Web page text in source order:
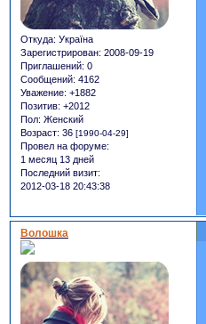
Откуда: Україна
Зарегистрирован: 2008-09-19
Приглашений: 0
Сообщений: 4162
Уважение: +1882
Позитив: +2012
Пол: Женский
Возраст: 36 [1990-04-29]
Провел на форуме:
1 месяц 13 дней
Последний визит:
2012-03-18 20:43:38
Волошка